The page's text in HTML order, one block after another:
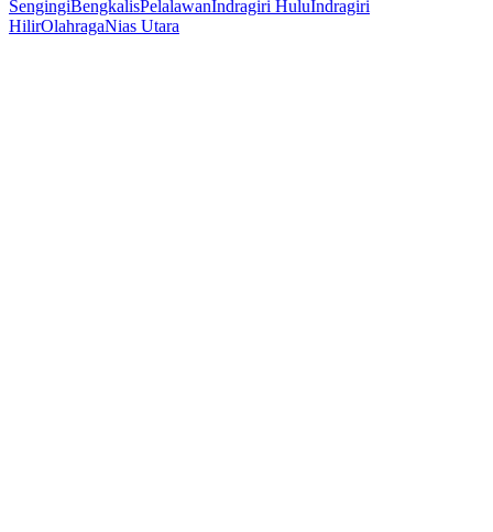
SengingiBengkalisPelalawanIndragiri HuluIndragiri
HilirOlahragaNias Utara